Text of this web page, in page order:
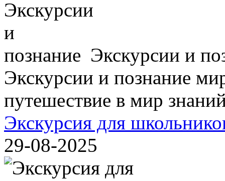
Экскурсии и
Экскурсии и познание
путешествие в мир
Экскурсия для
29-08-2025